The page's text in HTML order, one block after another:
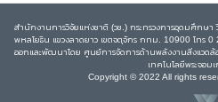
สำนักงานการวิจัยแห่งชาติ (วช.) กระทรวงการอุดมศึกษ
พหลโยธิน แขวงลาดยาว เขตจตุจักร กทม. 10900 โทร
ออกและพัฒนาโดย ศูนย์การจัดการด้านพลังงานสิ่งแวด
เทคโนโลยีพระจอม
Copyright © 2022 All rights